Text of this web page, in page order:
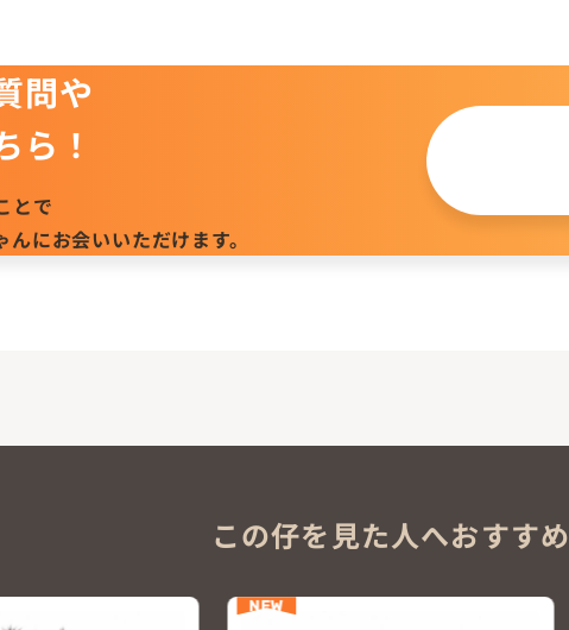
問や
ら！
とで
にお会いいただけます。
この仔を見た人へおすすめ
NEW